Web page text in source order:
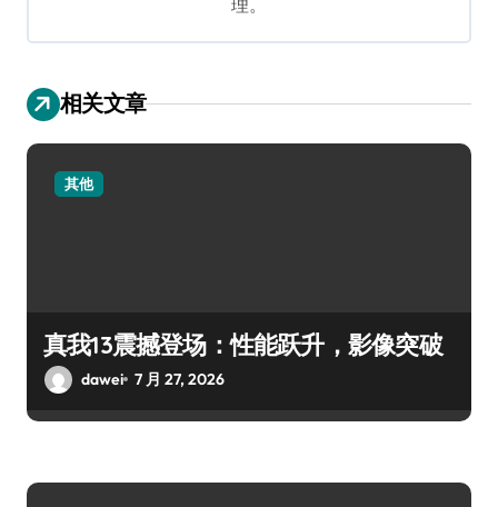
相关文章
其他
真我13震撼登场：性能跃升，影像突破
dawei 7 月 27, 2026